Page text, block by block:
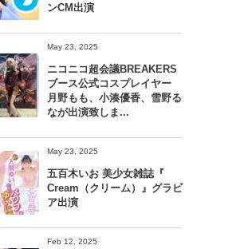
ンCM出演
May 23, 2025
ニコニコ超会議BREAKERS
ブース公式コスプレイヤー
月野もも、小湊優香、雪野る
なが出演致しま...
May 23, 2025
五百木いお 美少女雑誌『
Cream（クリーム）』グラビ
ア出演
Feb 12, 2025